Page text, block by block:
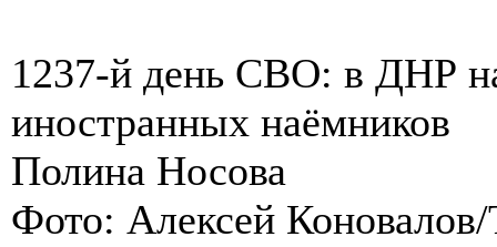
1237-й день СВО: в ДНР
иностранных наёмников
Полина Носова
Фото: Алексей